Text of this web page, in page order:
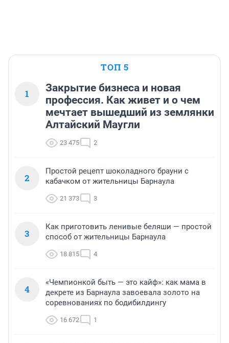
ТОП 5
1
Закрытие бизнеса и новая
профессия. Как живет и о чем
мечтает вышедший из землянки
Алтайский Маугли
23 475 2
2
Простой рецепт шоколадного брауни с
кабачком от жительницы Барнаула
21 373 3
3
Как приготовить ленивые беляши — простой
способ от жительницы Барнаула
18 815 4
4
«Чемпионкой быть — это кайф»: как мама в
декрете из Барнаула завоевала золото на
соревнованиях по бодибилдингу
16 672 1